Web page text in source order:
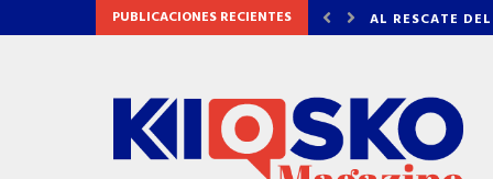
PUBLICACIONES RECIENTES
CINERAMA DOME VADHIR